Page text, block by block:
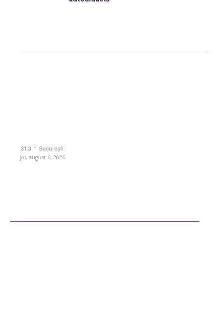
31.3 C București
joi, august 6, 2026